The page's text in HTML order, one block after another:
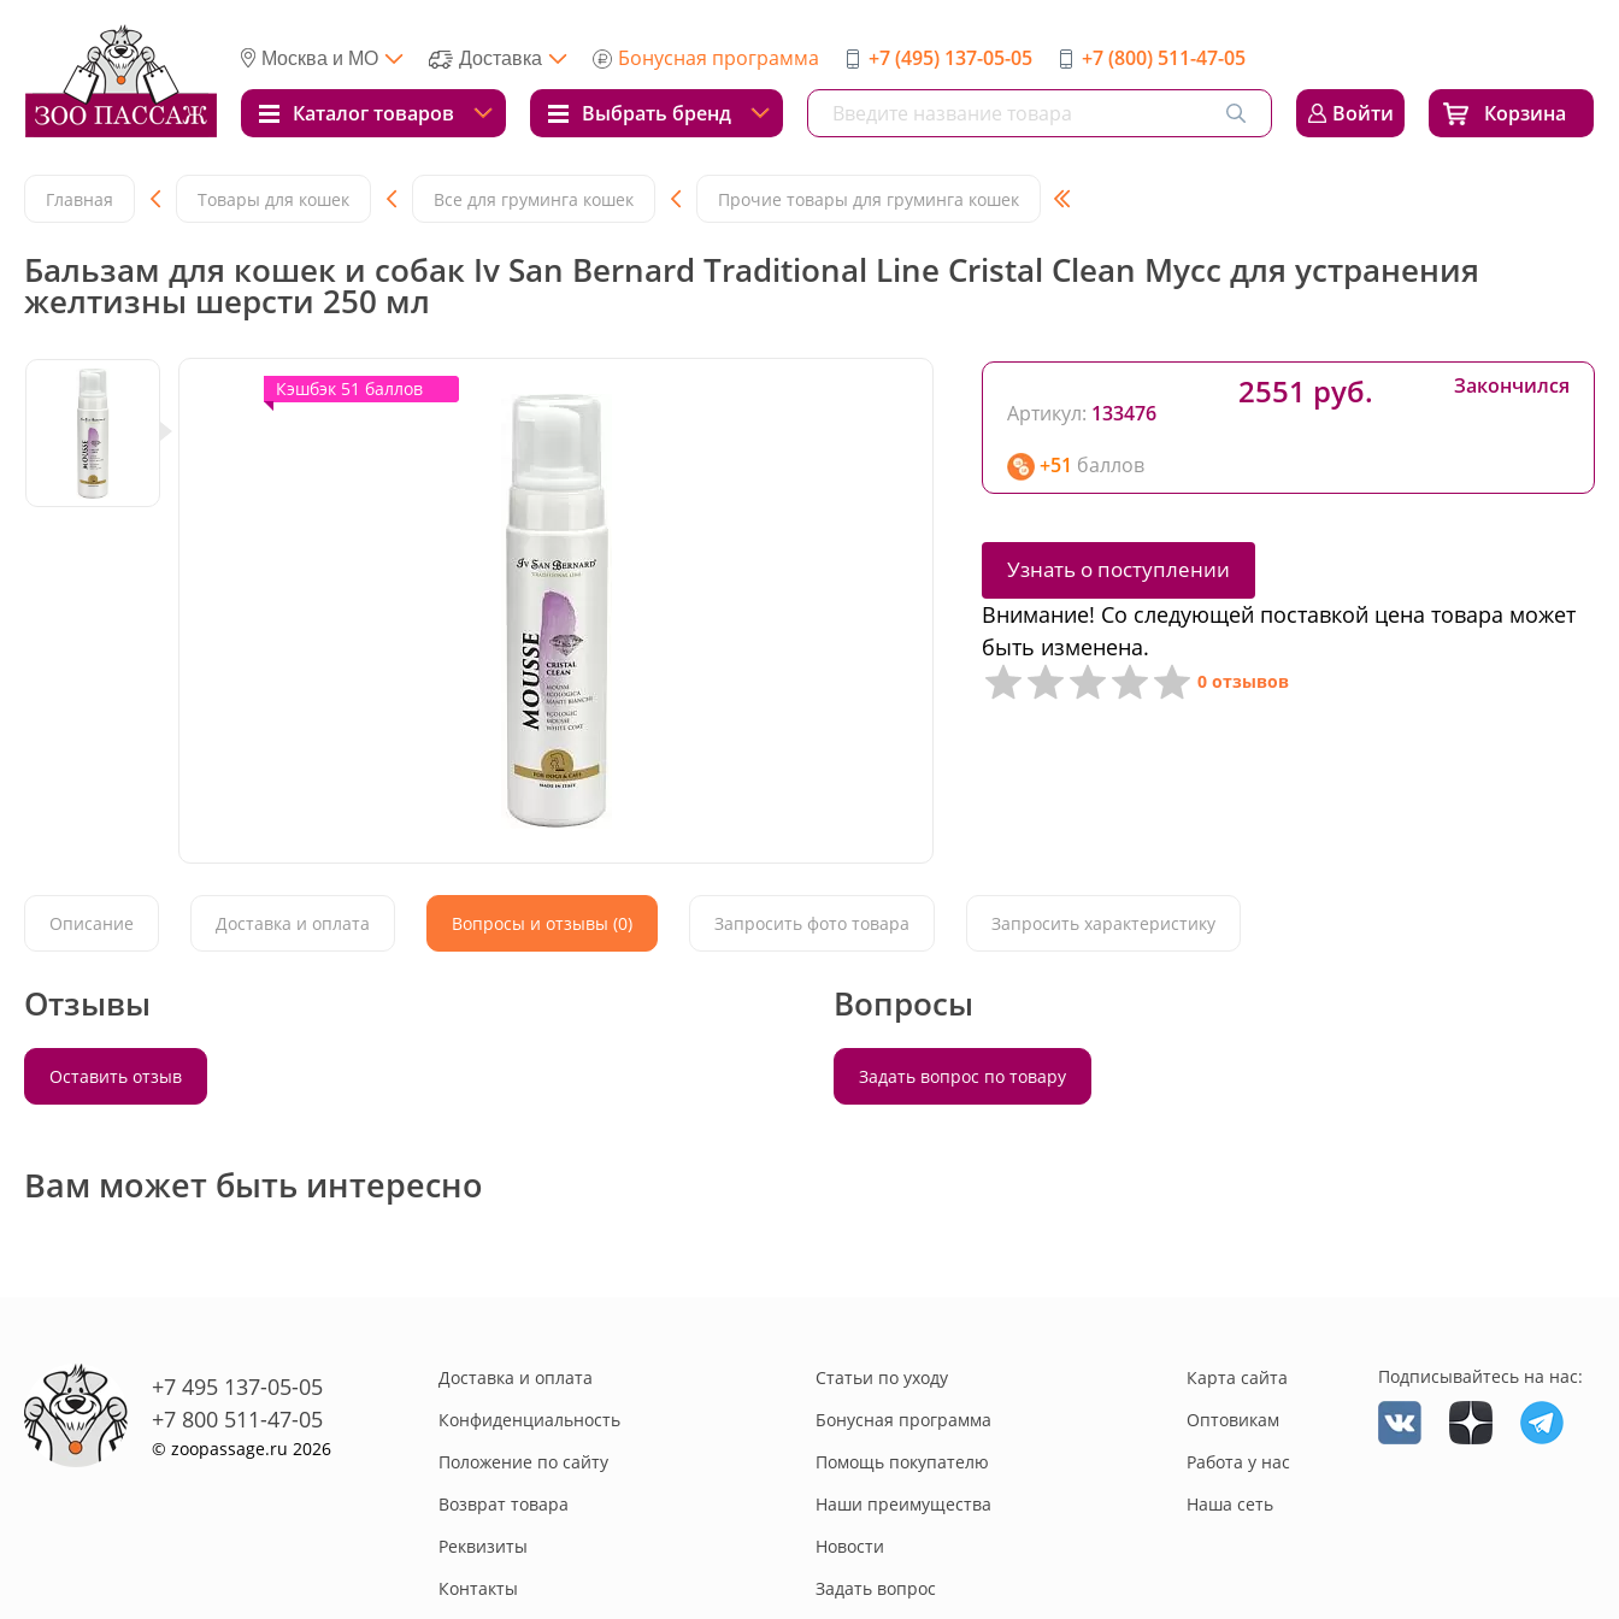
Москва и МО Доставка Бонусная программа +7 (495) 137-05-05 +7 (800) 511-47-05
Каталог товаров Выбрать бренд Войти Корзина
Главная Товары для кошек Все для груминга кошек Прочие товары для груминга кошек
Бальзам для кошек и собак Iv San Bernard Traditional Line Cristal Clean Мусс для устранения
желтизны шерсти 250 мл
Кэшбэк 51 баллов
Кэшбэк 51 баллов
Артикул: 133476
+51 баллов
2551 руб. Закончился
Узнать о поступлении
Внимание! Со следующей поставкой цена товара может
быть изменена.
0 отзывов
Описание Доставка и оплата Вопросы и отзывы (0) Запросить фото товара Запросить характеристику
Отзывы
Оставить отзыв
Вопросы
Задать вопрос по товару
Вам может быть интересно
+7 495 137-05-05
+7 800 511-47-05
© zoopassage.ru 2026
Доставка и оплата
Конфиденциальность
Положение по сайту
Возврат товара
Реквизиты
Контакты
Статьи по уходу
Бонусная программа
Помощь покупателю
Наши преимущества
Новости
Задать вопрос
Карта сайта
Оптовикам
Работа у нас
Наша сеть
Подписывайтесь на нас: